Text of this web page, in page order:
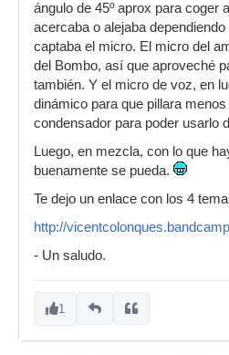
ángulo de 45º aprox para coger
acercaba o alejaba
captaba el micro. El micro del
del Bombo, así que aproveché
también. Y el micro de voz, en
dinámico para que pillara
condensador para poder usarlo
Luego, en mezcla, con lo que
buenamente se pueda.
Te dejo un enlace con los 4
http://
- Un saludo.
1